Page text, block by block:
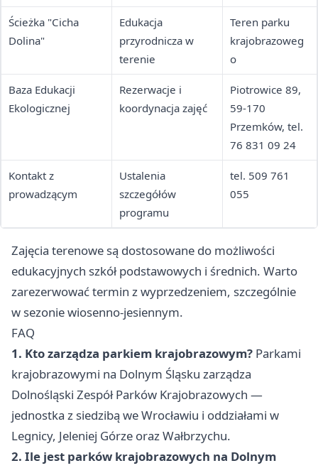
Ścieżka "Cicha
Dolina"
Edukacja
przyrodnicza w
terenie
Teren parku
krajobrazoweg
o
Baza Edukacji
Ekologicznej
Rezerwacje i
koordynacja zajęć
Piotrowice 89,
59-170
Przemków, tel.
76 831 09 24
Kontakt z
prowadzącym
Ustalenia
szczegółów
programu
tel. 509 761
055
Zajęcia terenowe są dostosowane do możliwości
edukacyjnych szkół podstawowych i średnich. Warto
zarezerwować termin z wyprzedzeniem, szczególnie
w sezonie wiosenno-jesiennym.
FAQ
1. Kto zarządza parkiem krajobrazowym? Parkami
krajobrazowymi na Dolnym Śląsku zarządza
Dolnośląski Zespół Parków Krajobrazowych —
jednostka z siedzibą we Wrocławiu i oddziałami w
Legnicy, Jeleniej Górze oraz Wałbrzychu.
2. Ile jest parków krajobrazowych na Dolnym